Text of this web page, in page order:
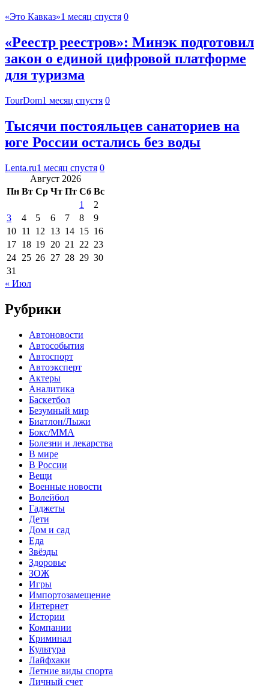
«Это Кавказ»1 месяц спустя 0
«Реестр реестров»: Минэк подготовил
закон о единой цифровой платформе
для туризма
TourDom1 месяц спустя 0
Тысячи постояльцев санаториев на
юге России остались без воды
Lenta.ru1 месяц спустя 0
Август 2026
Пн Вт Ср Чт Пт Сб Вс
1
2
3
4 5 6 7 8
9
10 11 12 13 14 15 16
17 18 19 20 21 22 23
24 25 26 27 28 29 30
31
« Июл
Рубрики
Автоновости
Автособытия
Автоспорт
Автоэксперт
Актеры
Аналитика
Баскетбол
Безумный мир
Биатлон/Лыжи
Бокс/MMA
Болезни и лекарства
В мире
В России
Вещи
Военные новости
Волейбол
Гаджеты
Дети
Дом и сад
Еда
Звёзды
Здоровье
ЗОЖ
Игры
Импортозамещение
Интернет
Истории
Компании
Криминал
Культура
Лайфхаки
Летние виды спорта
Личный счет